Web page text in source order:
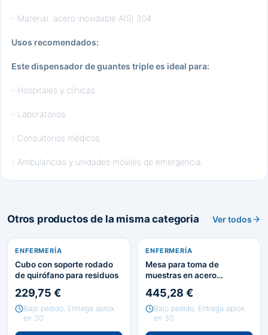
- Material: acero inoxidable AISI 304.
Usos recomendados:
Este dispensador de guantes triple es ideal para:
- Hospitales y clínicas.
- Laboratorios.
- Consultorios médicos.
- Ambulancias y unidades móviles de emergencia.
Otros productos de la misma categoria Ver todos
ENFERMERÍA
Cubo con soporte rodado
de quirófano para residuos
229,75 €
Bajo pedido, Entrega aprox.
en 30
ENFERMERÍA
Mesa para toma de
muestras en acero
445,28 €
Bajo pedido, Entrega aprox.
en 30